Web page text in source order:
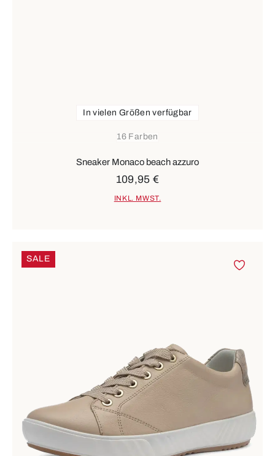
16 Farben
In vielen Größen verfügbar
Sneaker Monaco beach azzuro
109,95 €
INKL. MWST.
SALE